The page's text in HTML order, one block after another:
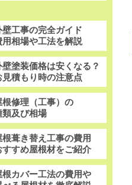
壁工事の完全ガイド
用相場や工法を解説
壁塗装価格は安くなる？
見積もり時の注意点
根修理（工事）の
類及び相場
根葺き替え工事の費用
すすめ屋根材をご紹介
根カバー工法の費用や